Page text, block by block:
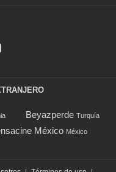
Beyazperde Turquía
México México